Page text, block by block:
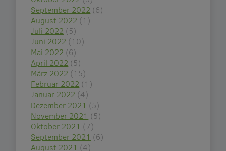
September 2022 (6)
August 2022 (1)
Juli 2022 (5)
Juni 2022 (10)
Mai 2022 (6)
April 2022 (5)
März 2022 (15)
Februar 2022 (1)
Januar 2022 (4)
Dezember 2021 (5)
November 2021 (5)
Oktober 2021 (7)
September 2021 (6)
August 2021 (4)